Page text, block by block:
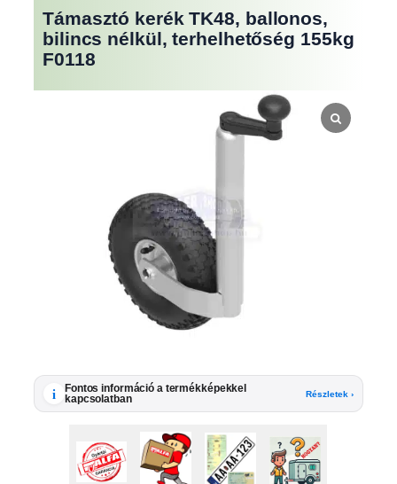
Támasztó kerék TK48, ballonos,
bilincs nélkül, terhelhetőség 155kg
F0118
i
Fontos információ a termékképekkel
kapcsolatban
Részletek ›